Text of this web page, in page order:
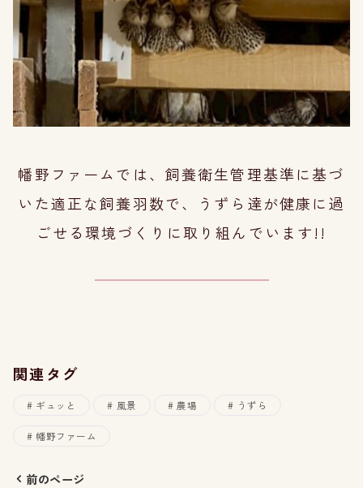
幡野ファームでは、飼養衛生管理基準に基づ
いた適正な飼養羽数で、
うずら達が健康に過
ごせる環境づくり に取り組んでいます!!
関連タグ
ギュッと 風景 農場 うずら
幡野ファーム
前のページ